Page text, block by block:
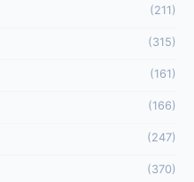
(211)
(315)
(161)
(166)
(247)
(370)